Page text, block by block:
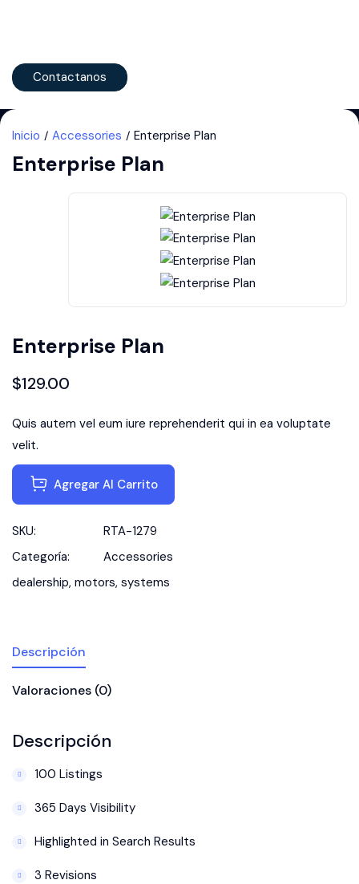
Contactanos
Inicio Accessories Enterprise Plan
Enterprise Plan
Enterprise Plan
$129.00
Quis autem vel eum iure reprehenderit qui in ea voluptate
velit.
Agregar Al Carrito
SKU:
RTA-1279
Categoría:
Accessories
dealership, motors, systems
Descripción
Valoraciones (0)
Descripción
100 Listings
365 Days Visibility
Highlighted in Search Results
3 Revisions